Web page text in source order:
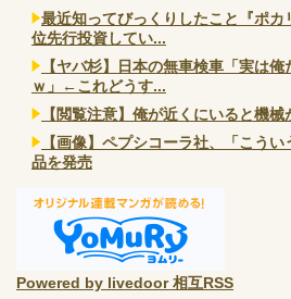
最近知ってびっくりしたこと『ポ
位先行投資してい...
【ヤバ杉】日本の無車検車「実は
ｗ」←これどうす...
【閲覧注意】俺が近くにいると機
【画像】ペプシコーラ社、「こう
品を発売
Powered by livedoor 相互RSS